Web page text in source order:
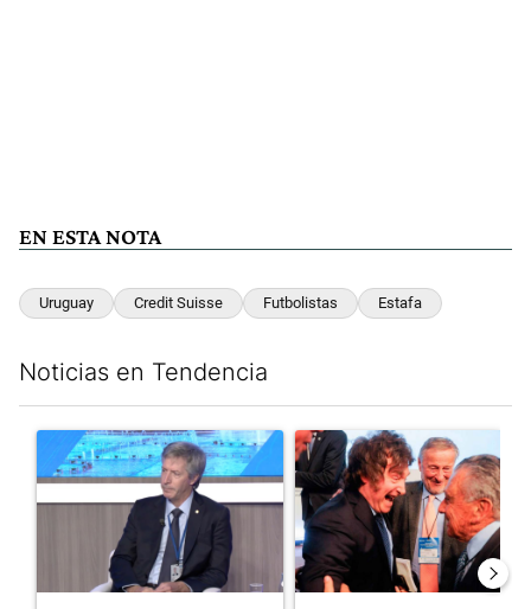
EN ESTA NOTA
Uruguay Credit Suisse Futbolistas Estafa
Noticias en Tendencia
Un artículo de tendencia con el título "El Banco Central no
Un artículo de tendencia con